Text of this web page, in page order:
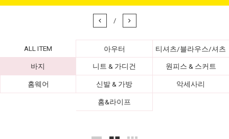
/
ALL ITEM 아우터 티셔츠/블라우스/셔츠
바지 니트 & 가디건 원피스 & 스커트
홈웨어 신발 & 가방 악세사리
홈&라이프